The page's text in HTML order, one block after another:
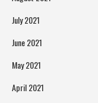
July 2021
June 2021
May 2021
April 2021